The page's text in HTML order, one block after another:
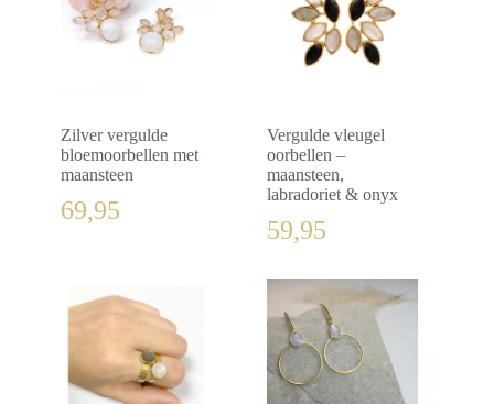
Zilver vergulde
bloemoorbellen met
maansteen
69,95
Vergulde vleugel
oorbellen –
maansteen,
labradoriet & onyx
59,95